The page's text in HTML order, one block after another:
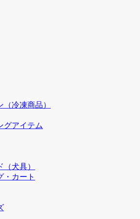
冷凍商品）
グアイテム
犬具）
・カート